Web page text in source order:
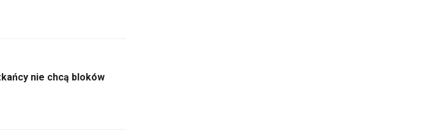
nie chcą bloków